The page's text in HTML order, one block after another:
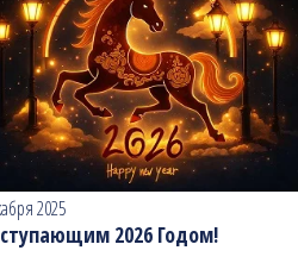
2025
2026 Годом!